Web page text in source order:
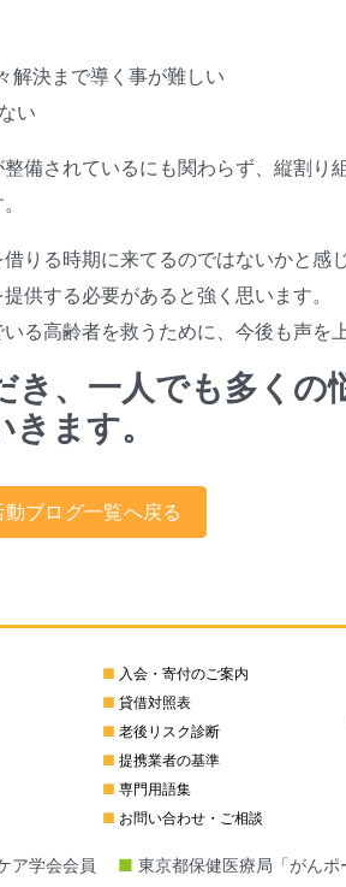
解決まで導く事が難しい
い
備されているにも関わらず、縦割り
りる時期に来てるのではないかと感じ
供する必要があると強く思います。
る高齢者を救うために、今後も声を
、一人でも多くの
ます。
動ブログ一覧へ戻る
■ 入会・寄付のご案内
■ 貸借対照表
■ 老後リスク診断
■ 提携業者の基準
■ 専門用語集
■ お問い合わせ・ご相談
ア学会会員 ■ 東京都保健医療局「がん